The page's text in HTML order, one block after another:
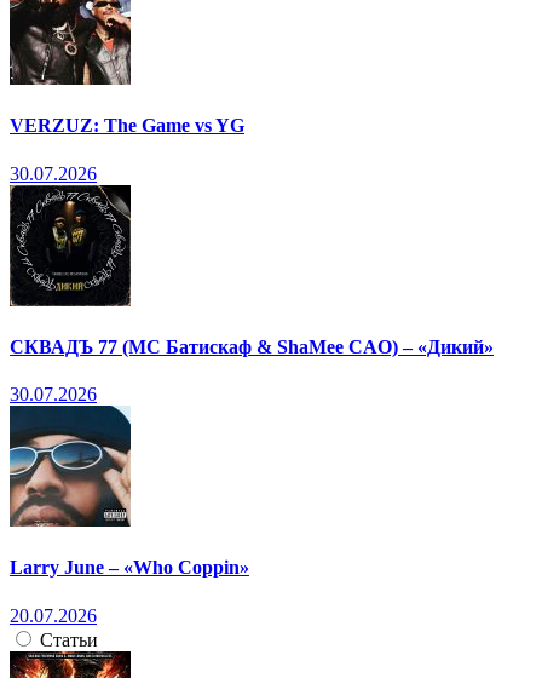
VERZUZ: The Game vs YG
30.07.2026
СКВАДЪ 77 (МС Батискаф & ShaMee CAO) – «Дикий»
30.07.2026
Larry June – «Who Coppin»
20.07.2026
Статьи